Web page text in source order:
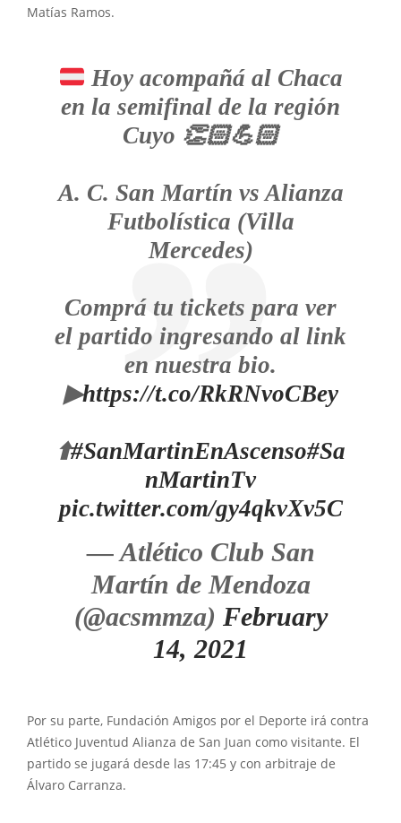
Matías Ramos.
Hoy acompañá al Chaca
en la semifinal de la región
Cuyo 👏🏻💪🏻
A. C. San Martín vs Alianza
Futbolística (Villa
Mercedes)
Comprá tu tickets para ver
el partido ingresando al link
en nuestra bio.
▶https://t.co/RkRNvoCBey
⬆️#SanMartinEnAscenso#Sa
nMartinTv
pic.twitter.com/gy4qkvXv5C
— Atlético Club San
Martín de Mendoza
(@acsmmza) February
14, 2021
Por su parte, Fundación Amigos por el Deporte irá contra
Atlético Juventud Alianza de San Juan como visitante. El
partido se jugará desde las 17:45 y con arbitraje de
Álvaro Carranza.